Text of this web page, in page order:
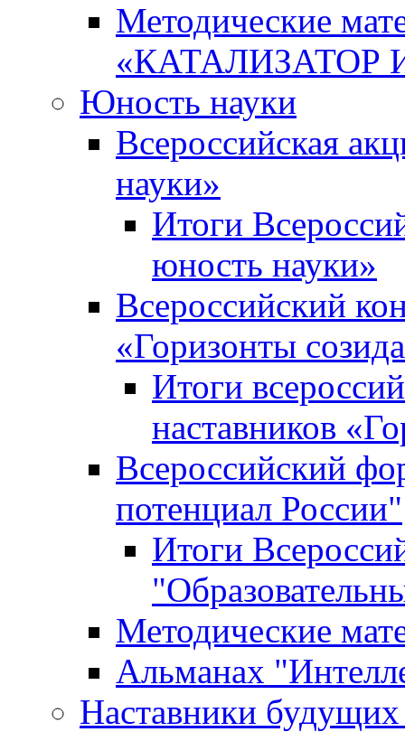
Методические
«КАТАЛИЗАТОР
Юность науки
Всероссийская
науки»
Итоги
юность науки»
Всероссийский
«Горизонты
Итоги
наставников
Всероссийский
потенциал России"
Итоги
Методические
Альманах
Наставники